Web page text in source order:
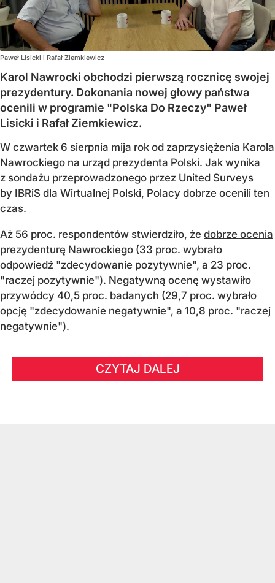
Paweł Lisicki i Rafał Ziemkiewicz
Karol Nawrocki obchodzi pierwszą rocznicę swojej
prezydentury. Dokonania nowej głowy państwa
ocenili w programie "Polska Do Rzeczy" Paweł
Lisicki i Rafał Ziemkiewicz.
W czwartek 6 sierpnia mija rok od zaprzysiężenia Karola
Nawrockiego na urząd prezydenta Polski. Jak wynika
z sondażu przeprowadzonego przez United Surveys
by IBRiS dla Wirtualnej Polski, Polacy dobrze ocenili ten
czas.
Aż 56 proc. respondentów stwierdziło, że dobrze ocenia
prezydenturę Nawrockiego (33 proc. wybrało
odpowiedź "zdecydowanie pozytywnie", a 23 proc.
"raczej pozytywnie"). Negatywną ocenę wystawiło
przywódcy 40,5 proc. badanych (29,7 proc. wybrało
opcję "zdecydowanie negatywnie", a 10,8 proc. "raczej
negatywnie").
CZYTAJ DALEJ